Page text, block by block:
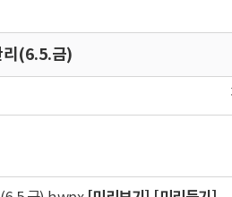
리(6.5.금)